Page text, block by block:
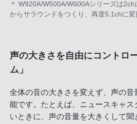
＊ W920A/W500A/W600Aシリーズは
からサラウンドをつくり、再度5.1chに
声の大きさを自由にコントロ
ム」
全体の音の大きさを変えず、声の音
能です。たとえば、ニュースキャス
いときに、声の音量を大きくして聞